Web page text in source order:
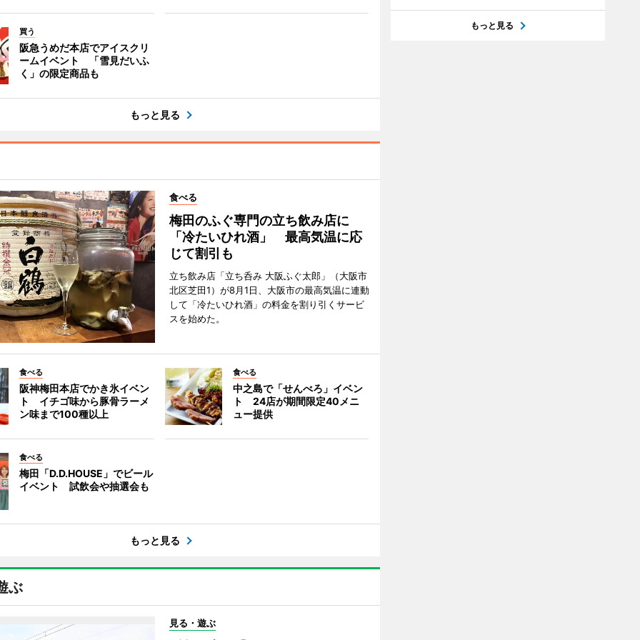
買う
阪急うめだ本店でアイスクリ
ームイベント 「雪見だいふ
く」の限定商品も
もっと見る
食べる
梅田のふぐ専門の立ち飲み店に
「冷たいひれ酒」 最高気温に応
じて割引も
立ち飲み店「立ち呑み 大阪ふぐ太郎」（大阪市
北区芝田1）が8月1日、大阪市の最高気温に連動
して「冷たいひれ酒」の料金を割り引くサービ
スを始めた。
食べる
阪神梅田本店でかき氷イベン
ト イチゴ味から豚骨ラーメ
ン味まで100種以上
食べる
中之島で「せんべろ」イベン
ト 24店が期間限定40メニ
ュー提供
食べる
梅田「D.D.HOUSE」でビール
イベント 試飲会や抽選会も
もっと見る
ぶ
見る・遊ぶ
もっと見る